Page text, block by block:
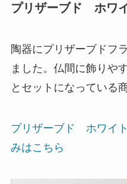
プリザーブド ホワ
陶器にプリザーブドフ
ました。仏間に飾りや
とセットになっている
プリザーブド ホワイ
みはこちら